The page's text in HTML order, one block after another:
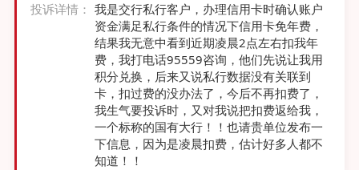
投诉详情： 我是交行私行客户，办理信用卡时确认账户
资金满足私行条件的情况下信用卡免年费，
结果我无意中看到近期凌晨2点左右扣我年
费，我打电话95559咨询，他们先说让我用
积分兑换，后来又说私行数据没有关联到
卡，扣过费的没办法了，今后不再扣费了，
我生气要投诉时，又对我说把扣费返给我，
一个标称的国有大行！！也请贵单位发布一
下信息，因为是凌晨扣费，估计好多人都不
知道！！